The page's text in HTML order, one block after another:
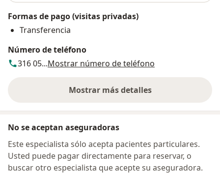
Formas de pago (visitas privadas)
Transferencia
Número de teléfono
316 05...Mostrar número de teléfono
Mostrar más detalles
sobre la dirección
No se aceptan aseguradoras
Este especialista sólo acepta pacientes particulares.
Usted puede pagar directamente para reservar, o
buscar otro especialista que acepte su aseguradora.